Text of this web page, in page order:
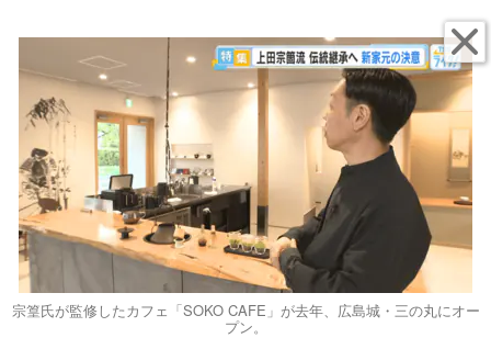
宗篁氏が監修したカフェ「SOKO CAFE」が去年、広島城・三の丸にオー
プン。